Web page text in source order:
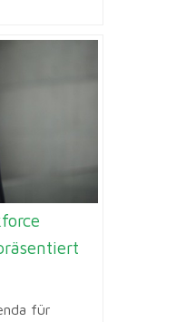
für